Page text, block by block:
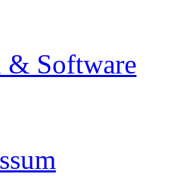
& Software